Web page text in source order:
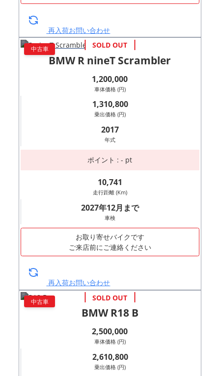
再入荷お問い合わせ
中古車
BMW R nineT Scrambler
1,200,000
車体価格 (円)
1,310,800
乗出価格 (円)
2017
年式
ポイント : - pt
10,741
走行距離 (Km)
2027年12月まで
車検
お取り寄せバイクです
ご来店前にご連絡ください
再入荷お問い合わせ
中古車
BMW R18 B
2,500,000
車体価格 (円)
2,610,800
乗出価格 (円)